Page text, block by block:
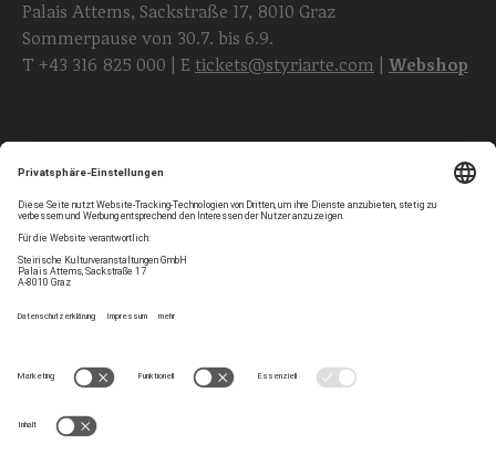
Palais Attems, Sackstraße 17, 8010 Graz
Sommerpause von 30.7. bis 6.9.
T +43 316 825 000 | E tickets@styriarte.com Webshop
Privatsphären-Einstellungen
Newsletter
Kontakt
Impressum